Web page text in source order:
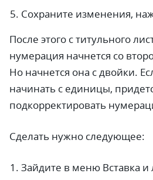
Сохраните изменения,
После этого с титульного
нумерация начнется со
Но начнется она с двойки.
начинать с единицы,
подкорректировать
Сделать нужно следующее:
Зайдите в меню Вставка и